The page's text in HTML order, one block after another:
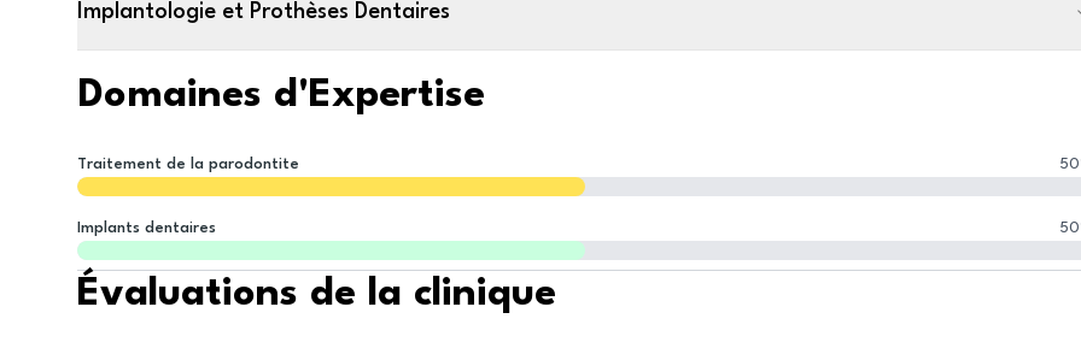
Implantologie et Prothèses Dentaires
Domaines d'Expertise
Traitement de la parodontite 50
Implants dentaires 50
Évaluations de la clinique